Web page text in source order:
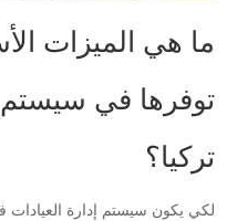
ما هي الميزات
توفرها في سيستم
تركيا؟
لكي يكون سيستم إدارة